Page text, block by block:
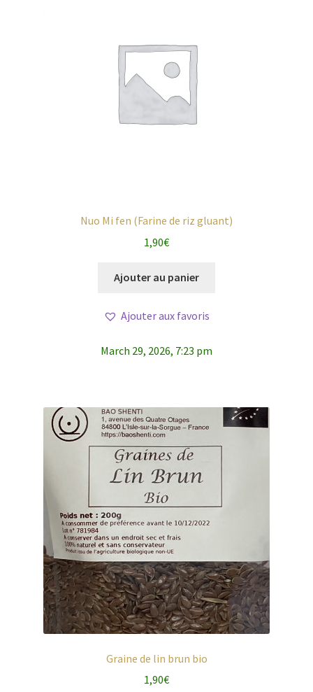
Nuo Mi fen (Farine de riz gluant)
1,90€
Ajouter au panier
Ajouter aux favoris
March 29, 2026, 7:23 pm
Graine de lin brun bio
1,90€